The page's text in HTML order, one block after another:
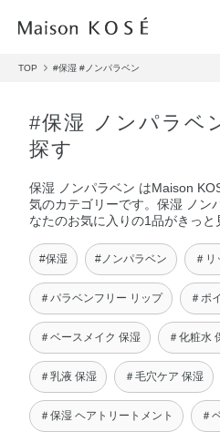
TOP #保湿 #ノンパラベン
#保湿 ノンパラベ
探す
保湿 ノンパラベン はMaison
気のカテゴリーです。保湿 ノン
なたのお気に入りの1品がきっと
#保湿 #ノンパラベン ＃
＃パラベンフリー リップ ＃ポ
＃ベースメイク 保湿 ＃化粧水
＃乳液 保湿 ＃毛穴ケア 保湿
＃保湿 ヘアトリートメント ＃